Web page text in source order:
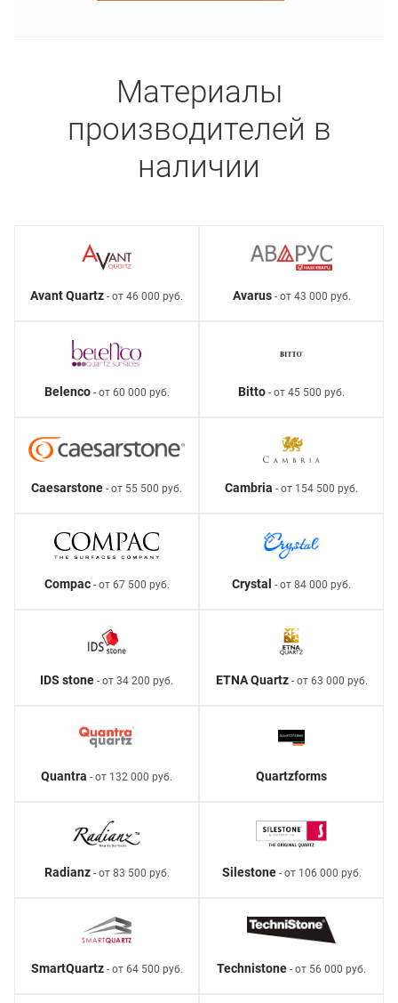
Материалы
производителей в
наличии
Avant Quartz - от 46 000 руб. Avarus- от 43 000 руб.
Belenco- от 60 000 руб. Bitto - от 45 500 руб.
Caesarstone - от 55 500 руб. Cambria - от 154 500 руб.
Compac- от 67 500 руб. Crystal - от 84 000 руб.
IDS stone - от 34 200 руб. ETNA Quartz- от 63 000 руб.
Quantra - от 132 000 руб. Quartzforms
Radianz- от 83 500 руб. Silestone- от 106 000 руб.
SmartQuartz- от 64 500 руб. Technistone - от 56 000 руб.